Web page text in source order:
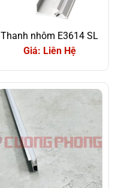
Thanh nhôm E3614 SL
Giá: Liên Hệ